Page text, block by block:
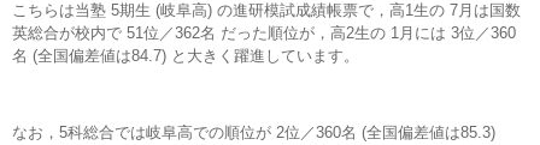
こちらは当塾 5期生 (岐阜高) の進研模試成績帳票で，高1生の 7月は国数
英総合が校内で 51位／362名 だった順位が，高2生の 1月には 3位／360
名 (全国偏差値は84.7) と大きく躍進しています。
なお，5科総合では岐阜高での順位が 2位／360名 (全国偏差値は85.3)